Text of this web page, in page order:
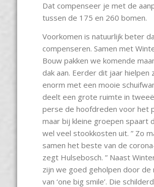
Dat compenseer je met de
tussen de 175 en 260 bomen.
Voorkomen is natuurlijk beter
compenseren. Samen met
Bouw pakken we komende
dak aan. Eerder dit jaar hielpen
enorm met een mooie
deelt een grote ruimte in
perse de hoofdreden voor het
maar bij kleine groepen spaart
wel veel stookkosten uit. ” Zo
samen het beste van de
zegt Hulsebosch. ” Naast
zijn we goed geholpen door de
van ‘one big smile’. Die